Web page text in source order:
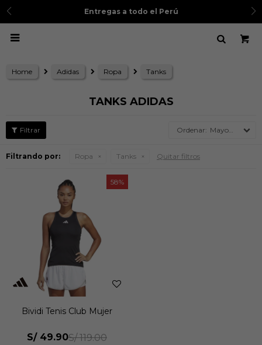
Entregas a todo el Perú

Home Adidas Ropa Tanks
TANKS ADIDAS
Mayor precio
Filtrando por: Ropa Tanks Quitar filtros
58
Bividi Tenis Club Mujer
S/ 49.90S/ 119.00